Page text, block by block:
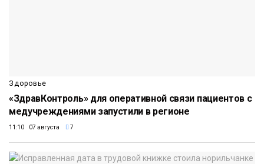
Здоровье
«ЗдравКонтроль» для оперативной связи пациентов с
медучреждениями запустили в регионе
11:10 07 августа 7